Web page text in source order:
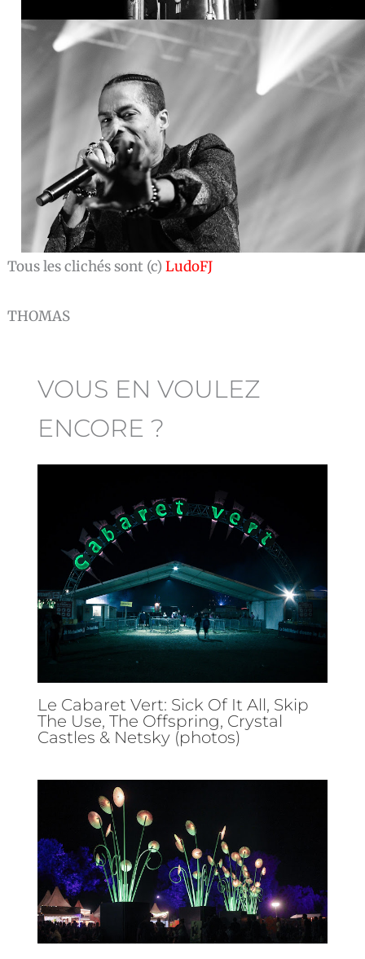
Tous les clichés sont (c)LudoFJ
THOMAS
VOUS EN VOULEZ
ENCORE ?
Le Cabaret Vert: Sick Of It All, Skip
The Use, The Offspring, Crystal
Castles & Netsky (photos)